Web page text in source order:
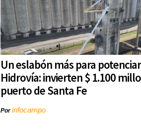
Un eslabón más para
Hidrovía: invierten $ 1.100
puerto de Santa Fe
Porinfocampo